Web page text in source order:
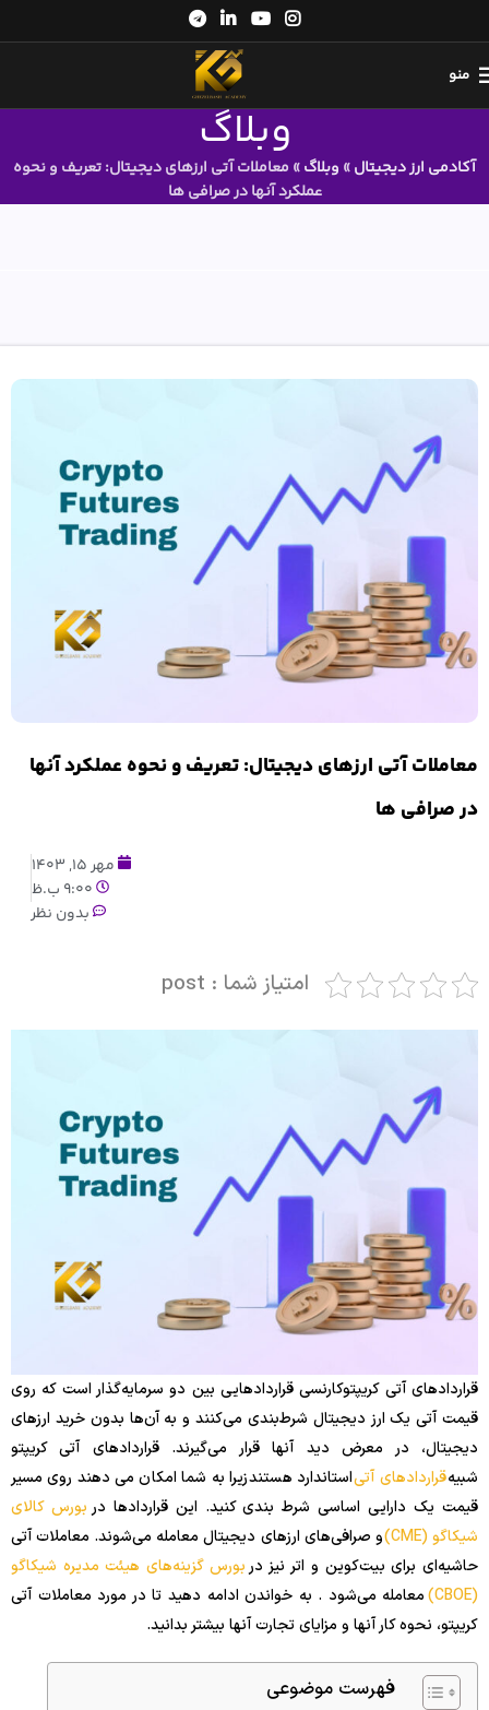
منو
وبلاگ
آکادمی ارز دیجیتال» وبلاگ» معاملات آتی ارزهای دیجیتال: تعریف و نحوه
عملکرد آنها در صرافی ها
معاملات آتی ارزهای دیجیتال: تعریف و نحوه عملکرد آنها
در صرافی ها
مهر 15, 1403
9:00 ب.ظ
بدون نظر
امتیاز شما : post
قراردادهای آتی کریپتوکارنسی قراردادهایی بین دو سرمایه‌گذار است که روی
قیمت آتی یک ارز دیجیتال شرط‌بندی می‌کنند و به آن‌ها بدون خرید ارزهای
دیجیتال، در معرض دید آنها قرار می‌گیرند. قراردادهای آتی کریپتو
شبیهقراردادهای آتیاستاندارد هستند زیرا به شما امکان می دهند روی مسیر
قیمت یک دارایی اساسی شرط بندی کنید. این قراردادها در بورس کالای
شیکاگو (CME)
و صرافی‌های ارزهای دیجیتال معامله می‌شوند. معاملات آتی
حاشیه‌ای برای بیت‌کوین و اتر نیز در بورس گزینه‌های هیئت مدیره شیکاگو
(CBOE)
معامله می‌شود . به خواندن ادامه دهید تا در مورد معاملات آتی
کریپتو، نحوه کار آنها و مزایای تجارت آنها بیشتر بدانید.
فهرست موضوعی